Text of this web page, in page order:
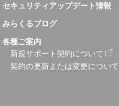
セキュリティアップデート情報
みらくるブログ
各種ご案内
新規サポート契約について
契約の更新または変更について